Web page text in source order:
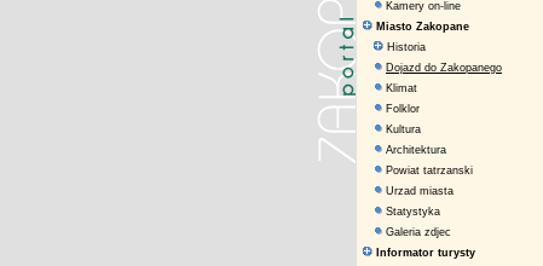
Kamery on-line
Miasto Zakopane
Historia
Dojazd do Zakopanego
Klimat
Folklor
Kultura
Architektura
Powiat tatrzanski
Urzad miasta
Statystyka
Galeria zdjec
Informator turysty